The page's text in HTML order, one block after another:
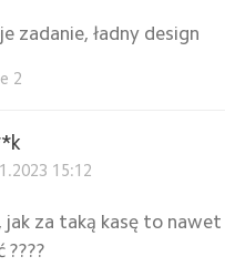
zadanie, ładny design
2
15:12
jak za taką kasę to
????